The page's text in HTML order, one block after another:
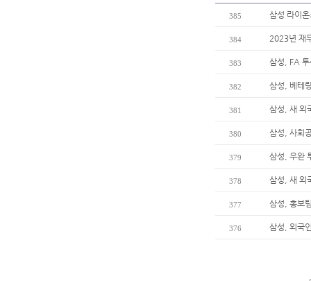
385 삼성 라이
384 2023년 재
383 삼성, FA
382 삼성, 베테
381 삼성, 새 외
380 삼성, 사회
379 삼성, 우완
378 삼성, 새 외
377 삼성, 홍보
376 삼성, 외국